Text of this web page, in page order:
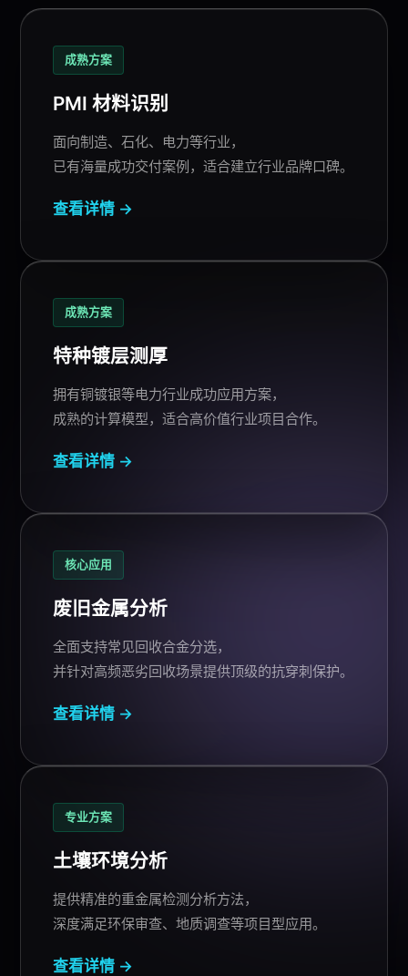
成熟方案
PMI材料识别
面向制造、石化、电力等行业，
已有海量成功交付案例，适合建立行业品牌口碑。
查看详情 →
成熟方案
特种镀层测厚
拥有铜镀银等电力行业成功应用方案，
成熟的计算模型，适合高价值行业项目合作。
查看详情 →
核心应用
废旧金属分析
全面支持常见回收合金分选，
并针对高频恶劣回收场景提供顶级的抗穿刺保护。
查看详情 →
专业方案
土壤环境分析
提供精准的重金属检测分析方法，
深度满足环保审查、地质调查等项目型应用。
查看详情 →